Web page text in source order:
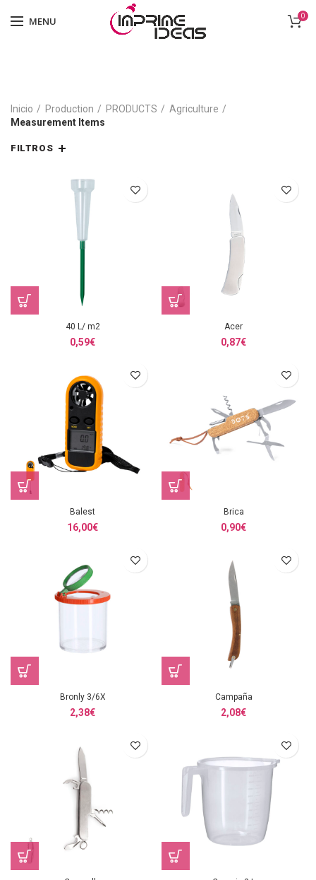
MENU 0
Inicio Production PRODUCTS
Agriculture
Measurement Items
FILTROS
40 L/ m2
0,59€
Acer
0,87€
Balest
16,00€
Brica
0,90€
Bronly 3/6X
2,38€
Campaña
2,08€